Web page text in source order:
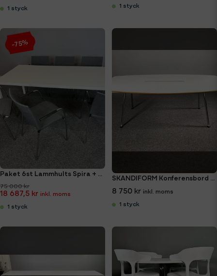
1 styck 1 styck
Paket 6st Lammhults Spira + Swedese Konferensbord 200x90
75 000 kr
18 687,5 kr
1 styck
-75%
SKANDIFORM Konferensbord 210x120cm
8 750 kr
1 styck